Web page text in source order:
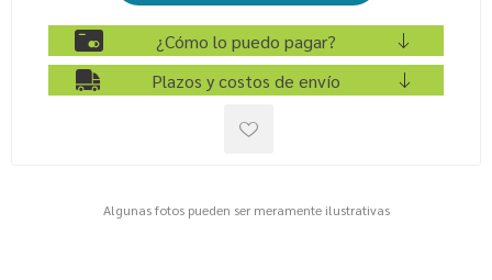
¿Cómo lo puedo pagar?
Plazos y costos de envío
Algunas fotos pueden ser meramente ilustrativas